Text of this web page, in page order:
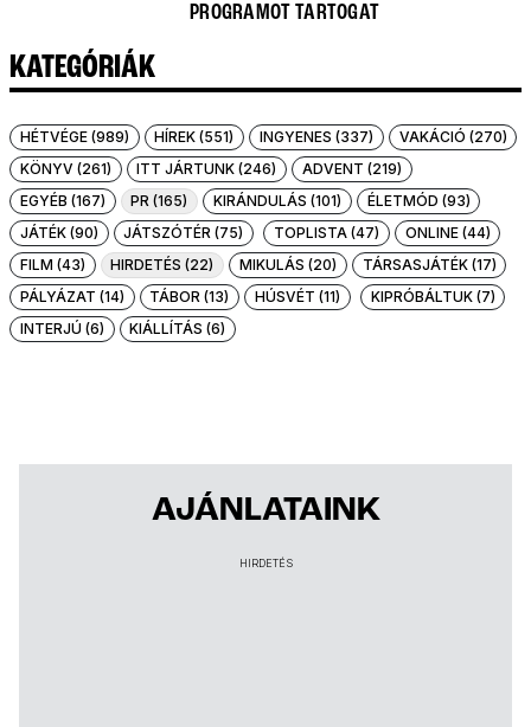
PROGRAMOT TARTOGAT
KATEGÓRIÁK
HÉTVÉGE (989) HÍREK (551) INGYENES (337)
VAKÁCIÓ (270)
KÖNYV (261)
ITT JÁRTUNK (246)
ADVENT (219)
EGYÉB (167)
PR (165) KIRÁNDULÁS (101)
ÉLETMÓD (93)
JÁTÉK (90)
JÁTSZÓTÉR (75) TOPLISTA (47)
ONLINE (44)
FILM (43)
HIRDETÉS (22) MIKULÁS (20)
TÁRSASJÁTÉK (17)
PÁLYÁZAT (14)
TÁBOR (13) HÚSVÉT (11)
KIPRÓBÁLTUK (7)
INTERJÚ (6)
KIÁLLÍTÁS (6)
AJÁNLATAINK
HIRDETÉS